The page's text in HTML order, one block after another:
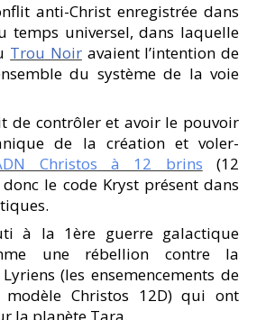
anti-Christ enregistrée dans
temps universel, dans laquelle
Trou Noiravaient l’intention de
du système de la voie
de contrôler et avoir le pouvoir
de la création et voler-
Christos à 12 brins (12
le code Kryst présent dans
à la 1ère guerre galactique
une rébellion contre la
(les ensemencements de
modèle Christos 12D) qui ont